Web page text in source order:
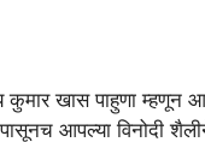
कुमार खास पाहुणा म्हणून
आपल्या विनोदी